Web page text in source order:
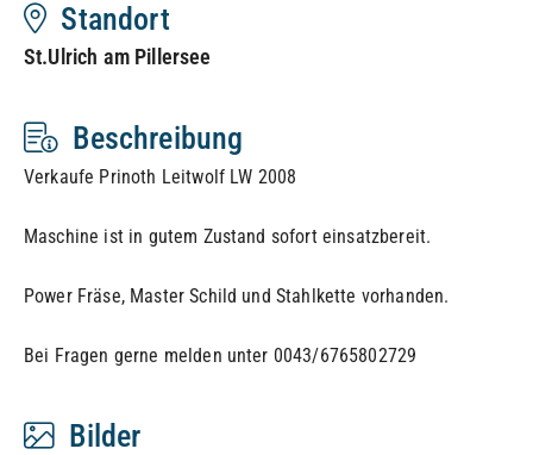
Standort
St.Ulrich am Pillersee
Beschreibung
Verkaufe Prinoth Leitwolf LW 2008
Maschine ist in gutem Zustand sofort einsatzbereit.
Power Fräse, Master Schild und Stahlkette vorhanden.
Bei Fragen gerne melden unter 0043/6765802729
Bilder